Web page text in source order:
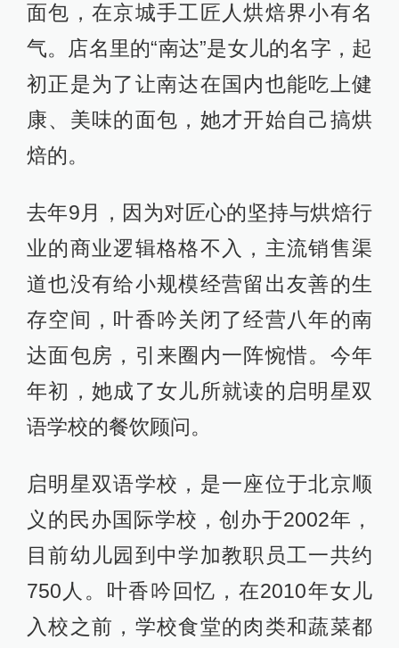
面包，在京城手工匠人烘焙界小有名
气。店名里的“南达”是女儿的名字，起
初正是为了让南达在国内也能吃上健
康、美味的面包，她才开始自己搞烘
焙的。
去年9月，因为对匠心的坚持与烘焙行
业的商业逻辑格格不入，主流销售渠
道也没有给小规模经营留出友善的生
存空间，叶香吟关闭了经营八年的南
达面包房，引来圈内一阵惋惜。今年
年初，她成了女儿所就读的启明星双
语学校的餐饮顾问。
启明星双语学校，是一座位于北京顺
义的民办国际学校，创办于2002年，
目前幼儿园到中学加教职员工一共约
750人。叶香吟回忆，在2010年女儿
入校之前，学校食堂的肉类和蔬菜都